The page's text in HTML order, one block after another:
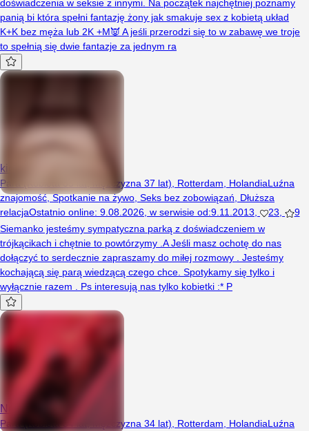
doświadczenia w seksie z innymi. Na początek najchętniej poznamy
panią bi która spełni fantazję żony jak smakuje sex z kobietą układ
K+K bez męża lub 2K +M👿 A jeśli przerodzi się to w zabawę we troje
to spełnią się dwie fantazje za jednym ra
kicia23
Para (Kobieta 35 lat, Mężczyzna 37 lat), Rotterdam, HolandiaLuźna
znajomość,Spotkanie na żywo Seks bez zobowiązań
Dłuższa
relacjaOstatnio online: 9.08.2026 w serwisie od:9.11.2013 23
9
Siemanko jesteśmy sympatyczna parką z doświadczeniem w
trójkącikach i chętnie to powtórzymy .A Jeśli masz ochotę do nas
dołączyć to serdecznie zapraszamy do miłej rozmowy . Jesteśmy
kochającą się parą wiedzącą czego chce. Spotykamy się tylko i
wyłącznie razem . Ps interesują nas tylko kobietki :* P
NewNew
Para (Kobieta 34 lat, Mężczyzna 34 lat), Rotterdam, HolandiaLuźna